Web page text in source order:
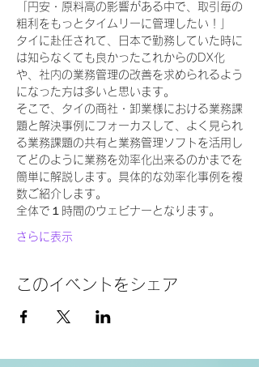
「円安・原料高の影響がある中で、取引毎の
粗利をもっとタイムリーに管理したい！」
タイに赴任されて、日本で勤務していた時に
は知らなくても良かったこれからのDX化
や、社内の業務管理の改善を求められるよう
になった方は多いと思います。
そこで、タイの商社・卸業様における業務課
題と解決事例にフォーカスして、よく見られ
る業務課題の共有と業務管理ソフトを活用し
てどのように業務を効率化出来るのかまでを
簡単に解説します。具体的な効率化事例を複
数ご紹介します。
全体で１時間のウェビナーとなります。
さらに表示
このイベントをシェア